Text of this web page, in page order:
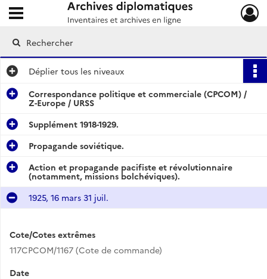
Archives diplomatiques
Ouvrir le menu déroulant
Déplier tous les niveaux
Correspondance politique et commerciale (CPCOM) /
Z-Europe / URSS
Supplément 1918-1929.
Propagande soviétique.
Action et propagande pacifiste et révolutionnaire
(notamment, missions bolchéviques).
1925, 16 mars 31 juil.
Cote/Cotes extrêmes
117CPCOM/1167 (Cote de commande)
Date